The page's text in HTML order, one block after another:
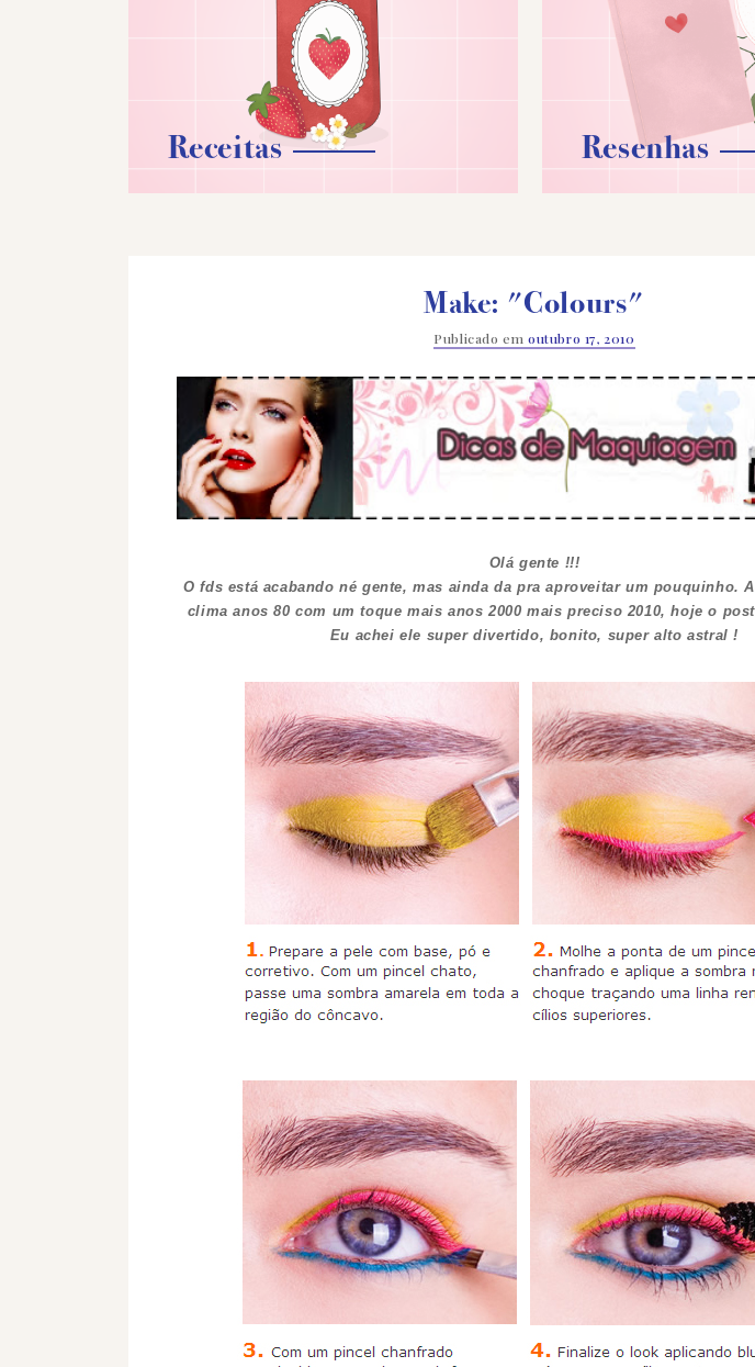
Receitas Resenhas
Make: "Colours"
Publicado emoutubro 17, 2010
Olá gente !!!
O fds está acabando né gente, mas ainda da pra aproveitar um pouquinho.
clima anos 80 com um toque mais anos 2000 mais preciso 2010, hoje o
Eu achei ele super divertido, bonito, super alto astral !